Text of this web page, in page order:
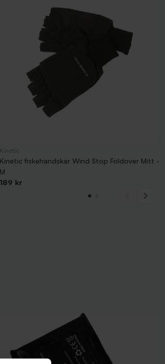
Kinetic fiskehandskar Wind Stop Foldover Mitt -
M
189 kr